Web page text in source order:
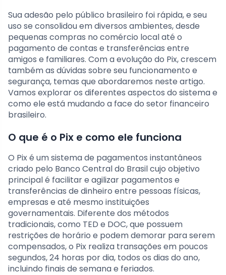
Sua adesão pelo público brasileiro foi rápida, e seu
uso se consolidou em diversos ambientes, desde
pequenas compras no comércio local até o
pagamento de contas e transferências entre
amigos e familiares. Com a evolução do Pix, crescem
também as dúvidas sobre seu funcionamento e
segurança, temas que abordaremos neste artigo.
Vamos explorar os diferentes aspectos do sistema e
como ele está mudando a face do setor financeiro
brasileiro.
O que é o Pix e como ele funciona
O Pix é um sistema de pagamentos instantâneos
criado pelo Banco Central do Brasil cujo objetivo
principal é facilitar e agilizar pagamentos e
transferências de dinheiro entre pessoas físicas,
empresas e até mesmo instituições
governamentais. Diferente dos métodos
tradicionais, como TED e DOC, que possuem
restrições de horário e podem demorar para serem
compensados, o Pix realiza transações em poucos
segundos, 24 horas por dia, todos os dias do ano,
incluindo finais de semana e feriados.